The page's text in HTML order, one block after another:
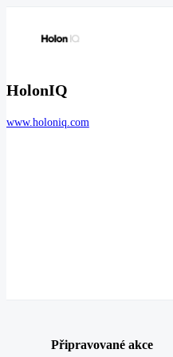
HolonIQ
www.holoniq.com
Připravované akce